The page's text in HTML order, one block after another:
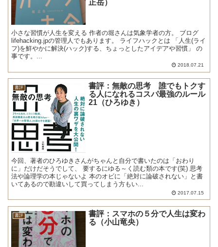
正岳）
小さな習慣が人生を変える 作者の堀さんは気象学者の方。 ブログ
lifehacking.jpの管理人でもあります。 ライフハックとは 「人生(ライ
フ)を鮮やかに解決(ハック)する、ちょっとしたアイデアや習慣」 の
事です。...
2018.07.21
書評
書評：無敵の思考 誰でもトクす
る人になれるコスパ最強のルール
21（ひろゆき）
今回、著者のひろゆきさんがちゃんと自分で書いたのは「おわり
に」だけだそうでして、 要するにゆる～く読む類の本です(笑) 思考
法や論理学の本じゃないよ 本のオビに「絶対に論破されない」と書
いてあるので勘違いして買ってしまう方もい...
2017.07.15
書評
書評：スマホの５分で人生は変わ
る（小山竜央）